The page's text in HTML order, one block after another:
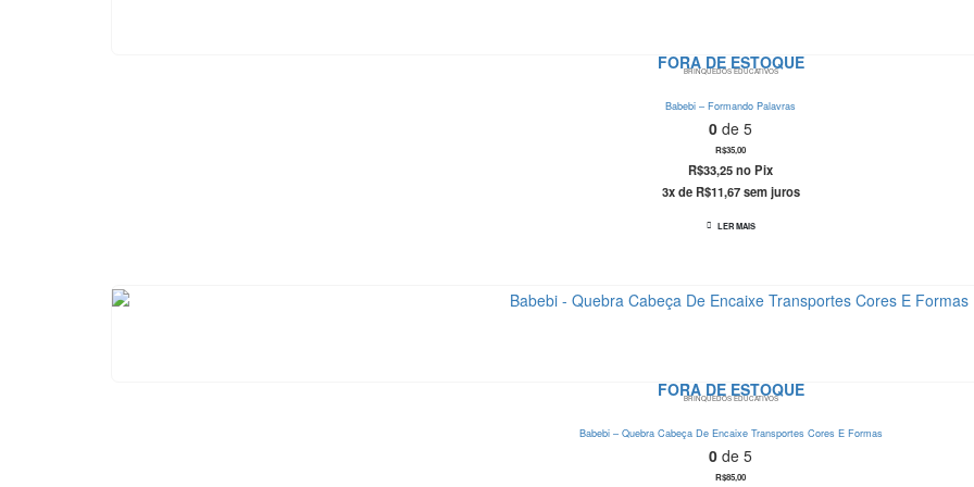
FORA DE ESTOQUE
BRINQUEDOS EDUCATIVOS
Babebi – Formando Palavras
0 de 5
R$35,00
R$33,25no Pix
3x de R$11,67 sem juros
LER MAIS
FORA DE ESTOQUE
BRINQUEDOS EDUCATIVOS
Babebi – Quebra Cabeça De Encaixe Transportes Cores E Formas
0 de 5
R$85,00